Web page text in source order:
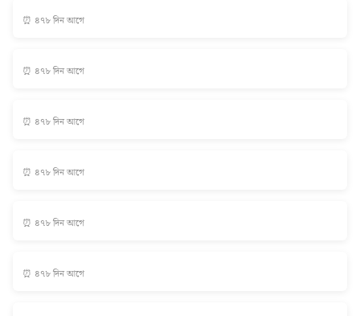
⏰ ৪৭৮ দিন আগে
⏰ ৪৭৮ দিন আগে
⏰ ৪৭৮ দিন আগে
⏰ ৪৭৮ দিন আগে
⏰ ৪৭৮ দিন আগে
⏰ ৪৭৮ দিন আগে